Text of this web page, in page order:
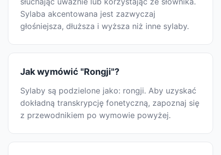
Sylaba akcentowana jest zazwyczaj
głośniejsza, dłuższa i wyższa niż inne sylaby.
Jak wymówić "Rongji"?
Sylaby są podzielone jako: rongji. Aby uzyskać
dokładną transkrypcję fonetyczną, zapoznaj się
z przewodnikiem po wymowie powyżej.